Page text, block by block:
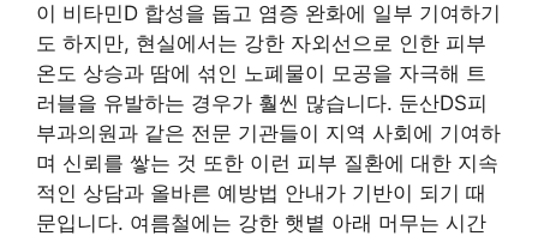
이 비타민D 합성을 돕고 염증 완화에 일부 기여하기
도 하지만, 현실에서는 강한 자외선으로 인한 피부
온도 상승과 땀에 섞인 노폐물이 모공을 자극해 트
러블을 유발하는 경우가 훨씬 많습니다. 둔산DS피
부과의원과 같은 전문 기관들이 지역 사회에 기여하
며 신뢰를 쌓는 것 또한 이런 피부 질환에 대한 지속
적인 상담과 올바른 예방법 안내가 기반이 되기 때
문입니다. 여름철에는 강한 햇볕 아래 머무는 시간